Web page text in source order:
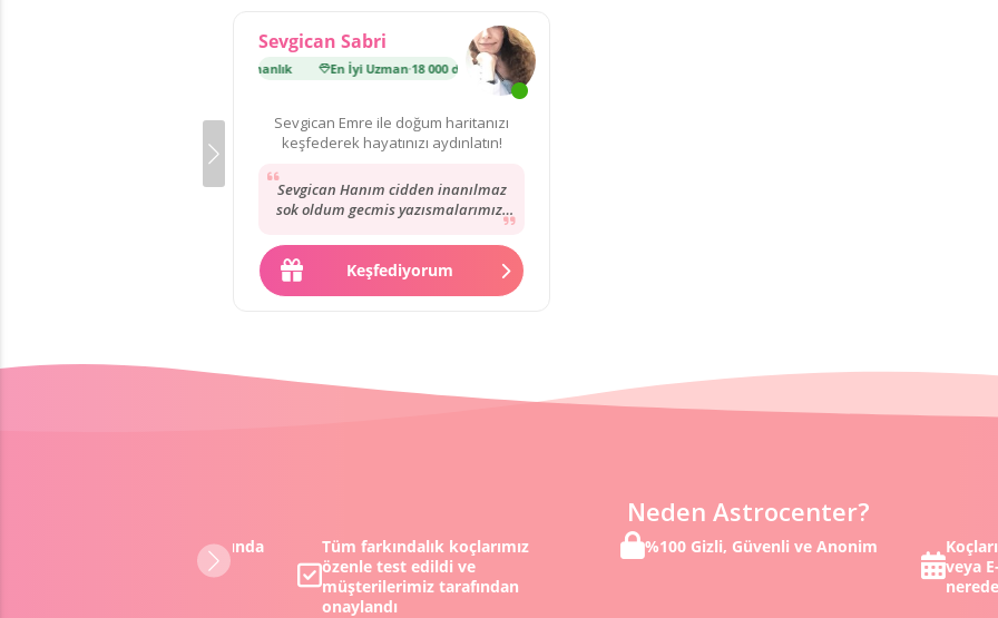
Sevgican Sabri
18 000 danışmanlık En İyi Uzman·18 000 danışmanlık
Sevgican Emre ile doğum haritanızı
keşfederek hayatınızı aydınlatın!
Sevgican Hanım cidden inanılmaz
sok oldum gecmis yazısmalarımızı
yasadım. kendisi...
Keşfediyorum
Neden Astrocenter?
Müşterilerimizden %98 oranında
Tüm farkındalık koçlarımız
özenle test edildi ve
müşterilerimiz tarafından
onaylandı
%100 Gizli, Güvenli ve Anonim
veya